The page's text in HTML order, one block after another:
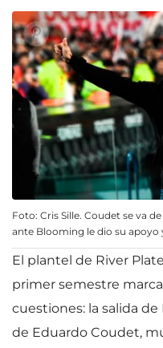
Foto: Cris Sille. Coudet se va
ante Blooming le dio su apoyo
El plantel de River
primer semestre
cuestiones: la salida de
de Eduardo Coudet,